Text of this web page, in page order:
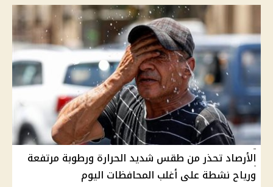
الأرصاد تحذر من طقس شديد الحرارة ورطوبة مرتفعة
ورياح نشطة على أغلب المحافظات اليوم